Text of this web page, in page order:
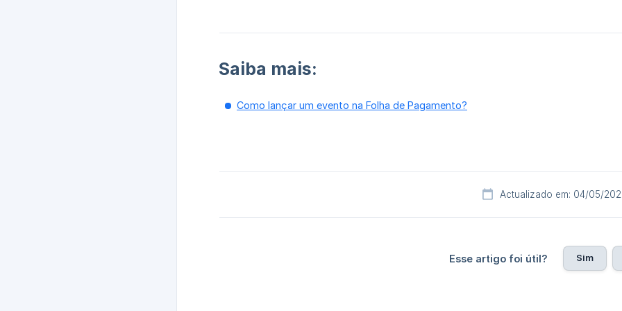
Saiba mais:
Como lançar um evento na Folha de Pagamento?
Actualizado em: 04/05/
Esse artigo foi útil? Sim